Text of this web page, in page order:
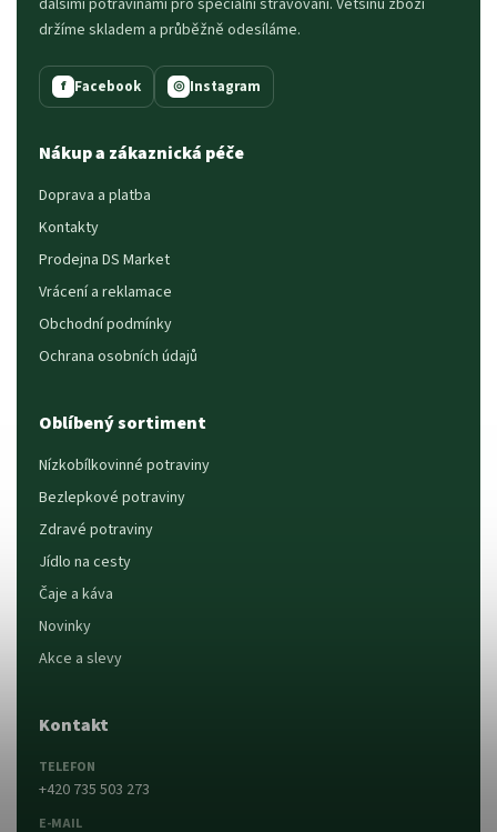
držíme skladem a průběžně odesíláme.
f Facebook ◎ Instagram
Nákup a zákaznická péče
Doprava a platba
Kontakty
Prodejna DS Market
Vrácení a reklamace
Obchodní podmínky
Ochrana osobních údajů
Oblíbený sortiment
Nízkobílkovinné potraviny
Bezlepkové potraviny
Zdravé potraviny
Jídlo na cesty
Čaje a káva
Novinky
Akce a slevy
Kontakt
TELEFON
+420 735 503 273
E-MAIL